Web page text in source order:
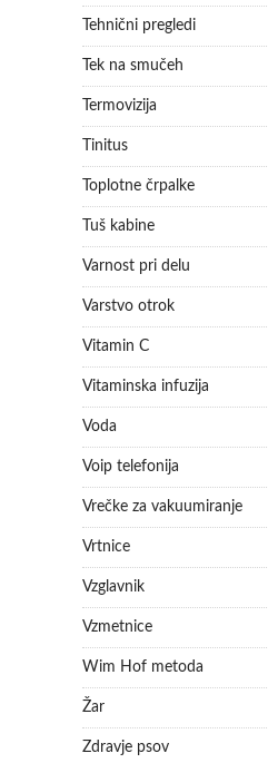
Tehnični pregledi
Tek na smučeh
Termovizija
Tinitus
Toplotne črpalke
Tuš kabine
Varnost pri delu
Varstvo otrok
Vitamin C
Vitaminska infuzija
Voda
Voip telefonija
Vrečke za vakuumiranje
Vrtnice
Vzglavnik
Vzmetnice
Wim Hof metoda
Žar
Zdravje psov